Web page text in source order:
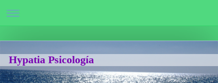
Hypatia Psicología